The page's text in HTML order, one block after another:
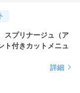
スプリナージュ（ア
ト付きカットメニュ
詳細